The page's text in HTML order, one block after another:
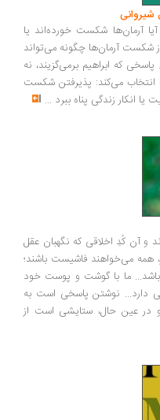
شکست خورده‌اند یا
چگونه می‌تواند
ابراهیم برمی‌گزیند، نه
می‌کند: پذیرفتن شکست
زندگی پناه ببرد...
اخلاقی که نگهبان عقل
فاشیست باشند؛
ما با گوشت و پوست خود
نوشتن پاسخی است به
حال، ستایشی است از